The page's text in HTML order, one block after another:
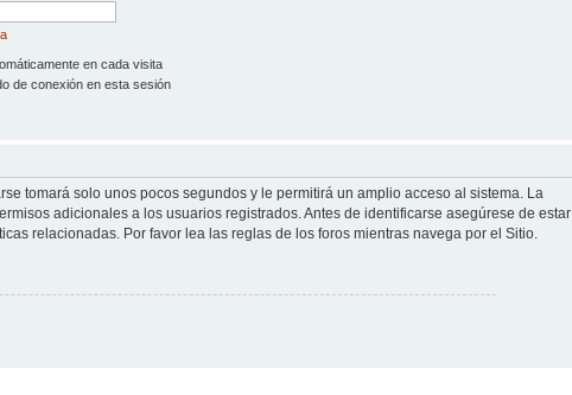
en cada visita
de conexión en esta sesión
tomará solo unos pocos segundos y le permitirá un amplio acceso al sistema. La
adicionales a los usuarios registrados. Antes de identificarse asegúrese de estar
relacionadas. Por favor lea las reglas de los foros mientras navega por el Sitio.